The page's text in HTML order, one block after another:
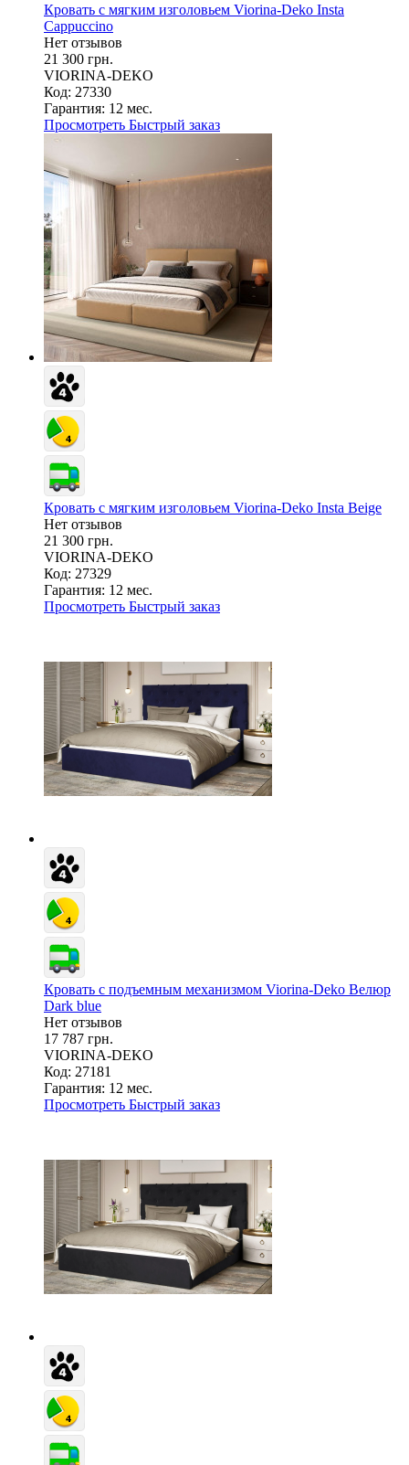
Кровать с мягким изголовьем Viorina-Deko Insta
Cappuccino
Нет отзывов
21 300 грн.
VIORINA-DEKO
Код: 27330
Гарантия: 12 мес.
Просмотреть Быстрый заказ
Кровать с мягким изголовьем Viorina-Deko Insta Beige
Нет отзывов
21 300 грн.
VIORINA-DEKO
Код: 27329
Гарантия: 12 мес.
Просмотреть Быстрый заказ
Кровать с подъемным механизмом Viorina-Deko Велюр
Dark blue
Нет отзывов
17 787 грн.
VIORINA-DEKO
Код: 27181
Гарантия: 12 мес.
Просмотреть Быстрый заказ